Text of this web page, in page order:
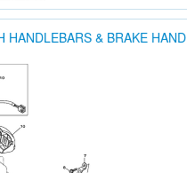
HANDLEBARS & BRAKE HAND